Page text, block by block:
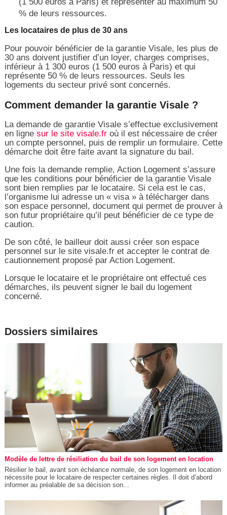
% de leurs ressources.
Les locataires de plus de 30 ans
Pour pouvoir bénéficier de la garantie Visale, les plus de
30 ans doivent justifier d’un loyer, charges comprises,
inférieur à 1 300 euros (1 500 euros à Paris) et qui
représente 50 % de leurs ressources. Seuls les
logements du secteur privé sont concernés.
Comment demander la garantie Visale ?
La demande de garantie Visale s’effectue exclusivement
en ligne sur le site visale.froù il est nécessaire de créer
un compte personnel, puis de remplir un formulaire. Cette
démarche doit être faite avant la signature du bail.
Une fois la demande remplie, Action Logement s’assure
que les conditions pour bénéficier de la garantie Visale
sont bien remplies par le locataire. Si cela est le cas,
l’organisme lui adresse un « visa » à télécharger dans
son espace personnel, document qui permet de prouver à
son futur propriétaire qu’il peut bénéficier de ce type de
caution.
De son côté, le bailleur doit aussi créer son espace
personnel sur le site visale.fr et accepter le contrat de
cautionnement proposé par Action Logement.
Lorsque le locataire et le propriétaire ont effectué ces
démarches, ils peuvent signer le bail du logement
concerné.
Dossiers similaires
Modèle de lettre de résiliation du bail de son logement en location
Résilier le bail, avant son échéance normale, de son logement en location
nécessite pour le locataire de respecter certaines règles. Il doit d’abord
informer au préalable de sa décision son...